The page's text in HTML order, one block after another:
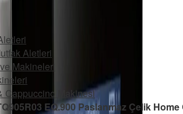
Aletleri
Makineleri
Cappuccino Makinesi
EQ.900 Paslanmaz Çelik